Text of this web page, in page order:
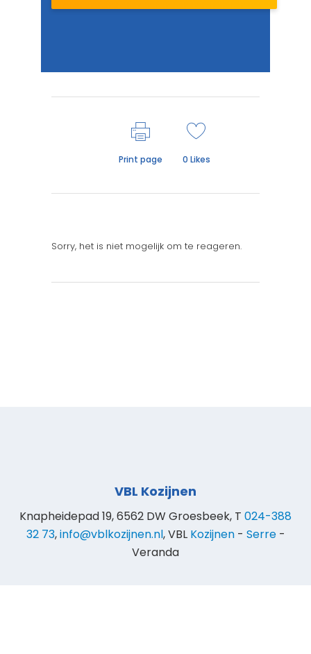
Print page 0 Likes
Sorry, het is niet mogelijk om te reageren.
VBL Kozijnen
Knapheidepad 19, 6562 DW Groesbeek, T 024-388
32 73,info@vblkozijnen.nl, VBL Kozijnen- Serre-
Veranda